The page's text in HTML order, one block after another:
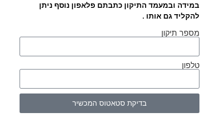
במידה ובמעמד התיקון כתבתם פלאפון נוסף ניתן
להקליד גם אותו .
מספר תיקון
טלפון
בדיקת סטאטוס המכשיר